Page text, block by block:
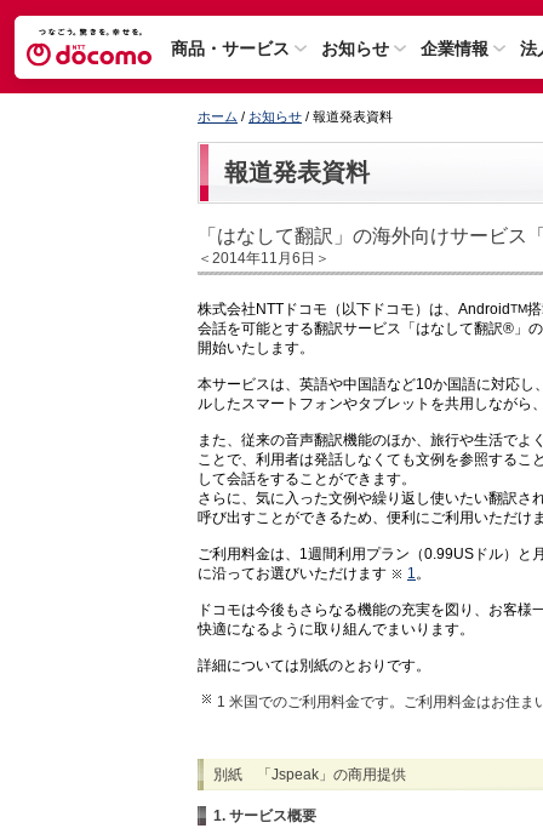
商品・サービス お知らせ 企業情報 法
ホーム / お知らせ / 報道発表資料
報道発表資料
「はなして翻訳」の海外向けサービス
＜2014年11月6日＞
株式会社NTTドコモ（以下ドコモ）は、AndroidTM
会話を可能とする翻訳サービス「はなして翻訳®」
開始いたします。
本サービスは、英語や中国語など10か国語に対応
ルしたスマートフォンやタブレットを共用しなが
また、従来の音声翻訳機能のほか、旅行や生活で
ことで、利用者は発話しなくても文例を参照する
して会話をすることができます。
さらに、気に入った文例や繰り返し使いたい翻訳
呼び出すことができるため、便利にご利用いただけ
ご利用料金は、1週間利用プラン（0.99USドル）
に沿ってお選びいただけます
1 。
ドコモは今後もさらなる機能の充実を図り、お客
快適になるように取り組んでまいります。
詳細については別紙のとおりです。
1 米国でのご利用料金です。ご利用料金はお住ま
別紙 「Jspeak」の商用提供
1. サービス概要